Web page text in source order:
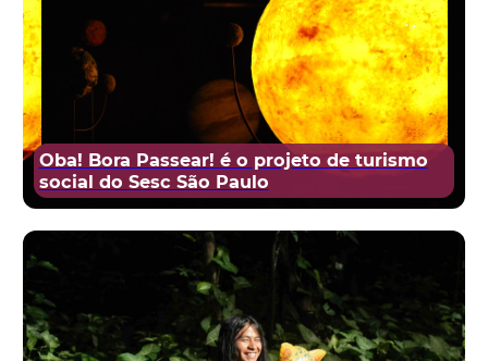
Oba! Bora Passear! é o projeto de turismo
social do Sesc São Paulo